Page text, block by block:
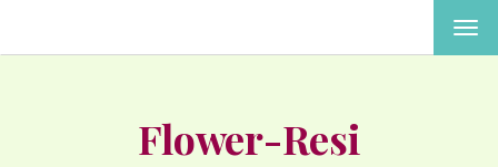
Flower-Resi